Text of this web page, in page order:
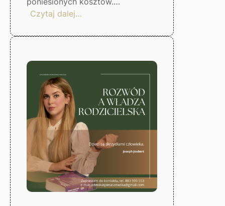
Czytaj dalej…
kosztów
świadka
Gorzów
Wlkp.